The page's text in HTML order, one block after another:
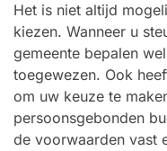
Het is niet altijd
kiezen. Wanneer u
gemeente bepalen
toegewezen. Ook
om uw keuze te
persoonsgebonden
de voorwaarden vast